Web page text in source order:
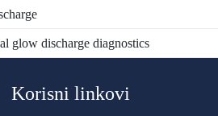
glow discharge diagnostics
Korisni linkovi